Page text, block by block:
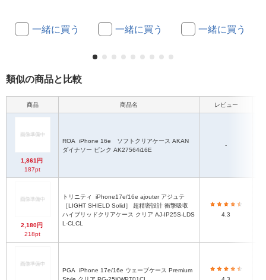
一緒に買う 一緒に買う 一緒に買う
類似の商品と比較
商品 商品名 レビュー
1,861円
187pt
ROA
ダイナソー ピンク AK27564i16E
-
2,180円
218pt
トリニティ
［LIGHT SHIELD Solid］ 超精密設計 衝撃吸収
ハイブリッドクリアケース クリア AJ-IP25S-LDS
L-CLCL
4.3
PGA